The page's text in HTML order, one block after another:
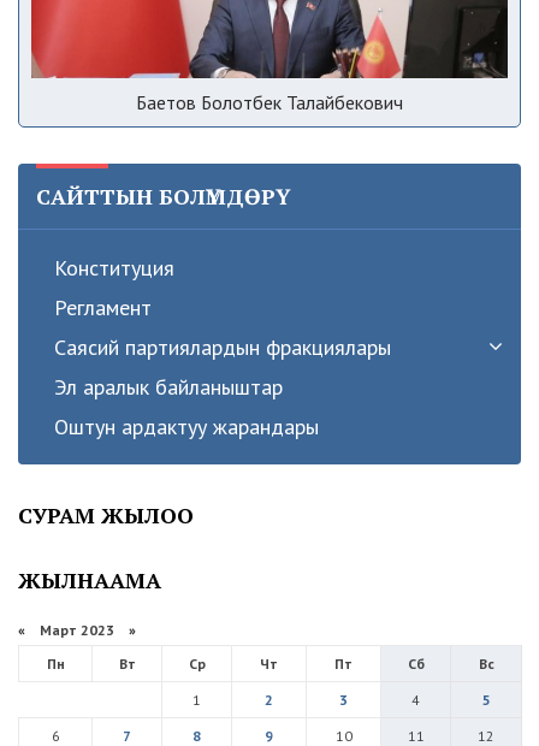
Баетов Болотбек Талайбекович
САЙТТЫН БОЛҮМДӨРҮ
Конституция
Регламент
Саясий партиялардын фракциялары
Эл аралык байланыштар
Оштун ардактуу жарандары
СУРАМ ЖЫЛОО
ЖЫЛНААМА
« Март 2023 »
Пн
Вт Ср Чт Пт Сб
Вс
1
2 3 4
5
6
7 8 9 10 11
12